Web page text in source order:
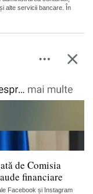
alte servicii bancare. În
de Comisia
financiare
Facebook și Instagram